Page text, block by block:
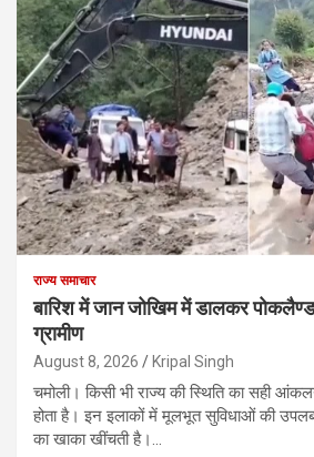
राज्य समाचार
बारिश में जान जोखिम में डालकर
ग्रामीण
August 8, 2026 Kripal Singh
चमोली। किसी भी राज्य की स्थिति का सही
होता है। इन इलाकों में मूलभूत सुविधाओं की
का खाका खींचती है।…